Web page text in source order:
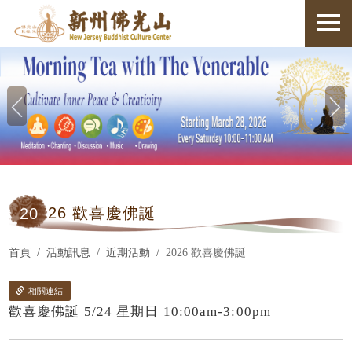
20 26 歡喜慶佛誕
首頁 活動訊息 近期活動 2026 歡喜慶佛誕
相關連結
歡喜慶佛誕 5/24 星期日 10:00am-3:00pm